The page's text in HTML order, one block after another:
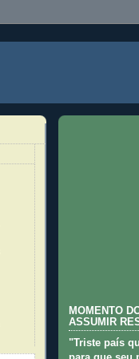
MOMENTO
ASSUMIR
"Triste país